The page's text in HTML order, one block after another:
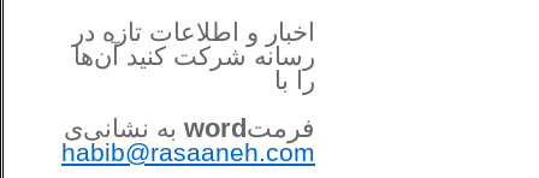
اخبار و اطلاعات تازه در
رسانه شرکت کنید آن‌ها
را با
فرمتword به نشانی‌ی
habib@rasaaneh.com